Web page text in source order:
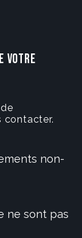
VOTRE
contacter.
non-
ne sont pas